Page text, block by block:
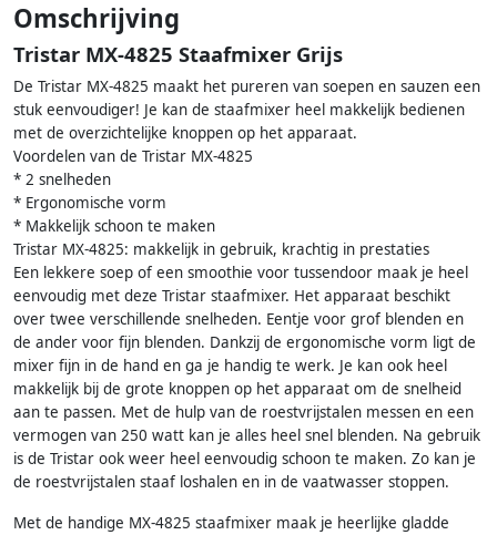
Omschrijving
Tristar MX-4825 Staafmixer Grijs
De Tristar MX-4825 maakt het pureren van soepen en sauzen een
stuk eenvoudiger! Je kan de staafmixer heel makkelijk bedienen
met de overzichtelijke knoppen op het apparaat.
Voordelen van de Tristar MX-4825
* 2 snelheden
* Ergonomische vorm
* Makkelijk schoon te maken
Tristar MX-4825: makkelijk in gebruik, krachtig in prestaties
Een lekkere soep of een smoothie voor tussendoor maak je heel
eenvoudig met deze Tristar staafmixer. Het apparaat beschikt
over twee verschillende snelheden. Eentje voor grof blenden en
de ander voor fijn blenden. Dankzij de ergonomische vorm ligt de
mixer fijn in de hand en ga je handig te werk. Je kan ook heel
makkelijk bij de grote knoppen op het apparaat om de snelheid
aan te passen. Met de hulp van de roestvrijstalen messen en een
vermogen van 250 watt kan je alles heel snel blenden. Na gebruik
is de Tristar ook weer heel eenvoudig schoon te maken. Zo kan je
de roestvrijstalen staaf loshalen en in de vaatwasser stoppen.
Met de handige MX-4825 staafmixer maak je heerlijke gladde